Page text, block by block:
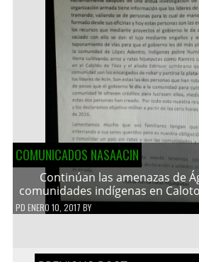
COMUNICADOS NASAACIN
Continúan las amenazas de
comunidades indígenas en
PD ENERO 10, 2017 BY